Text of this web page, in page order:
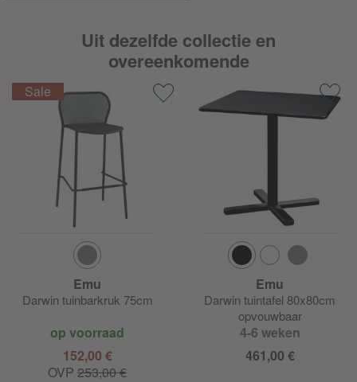
Uit dezelfde collectie en
overeenkomende
Emu
Darwin tuinbarkruk 75cm
op voorraad
152,00 €
OVP 253,00 €
Emu
Darwin tuintafel 80x80cm
opvouwbaar
4-6 weken
461,00 €